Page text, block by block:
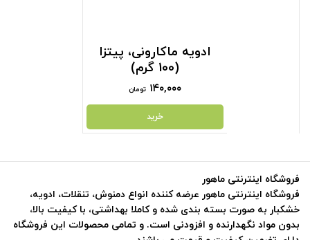
ادویه ماکارونی، پیتزا
(100 گرم)
۱۴۰,۰۰۰ تومان
خرید
فروشگاه اینترنتی ماهور
فروشگاه اینترنتی ماهور عرضه کننده انواع دمنوش، تنقلات، ادویه،
خشکبار به صورت بسته بندی شده و کاملا بهداشتی، با کیفیت بالا،
بدون مواد نگهدارنده و افزودنی است. و تمامی محصولات این فروشگاه